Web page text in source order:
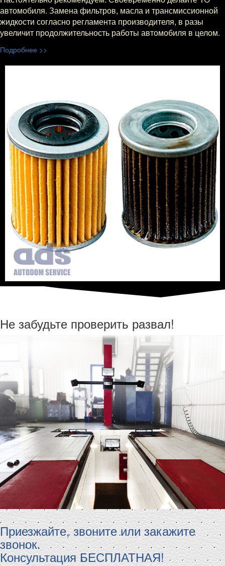
автомобиля. Замена фильтров, масла и трансмиссионной
жидкости согласно регламента производителя, в разы
увеличит продолжительность работы автомобиля в целом.
Подробнее >>
Не забудьте проверить развал!
Приезжайте, звоните или закажите
звонок.
Консультация БЕСПЛАТНАЯ!